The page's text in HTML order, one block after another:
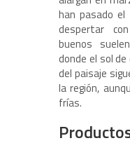
han pasado
despertar
buenos
donde el sol
del paisaje
la región,
frías.